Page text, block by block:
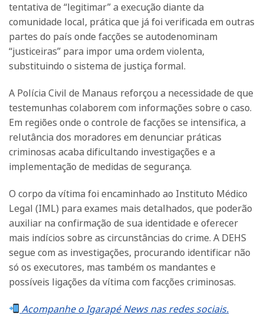
tentativa de “legitimar” a execução diante da
comunidade local, prática que já foi verificada em outras
partes do país onde facções se autodenominam
“justiceiras” para impor uma ordem violenta,
substituindo o sistema de justiça formal.
A Polícia Civil de Manaus reforçou a necessidade de que
testemunhas colaborem com informações sobre o caso.
Em regiões onde o controle de facções se intensifica, a
relutância dos moradores em denunciar práticas
criminosas acaba dificultando investigações e a
implementação de medidas de segurança.
O corpo da vítima foi encaminhado ao Instituto Médico
Legal (IML) para exames mais detalhados, que poderão
auxiliar na confirmação de sua identidade e oferecer
mais indícios sobre as circunstâncias do crime. A DEHS
segue com as investigações, procurando identificar não
só os executores, mas também os mandantes e
possíveis ligações da vítima com facções criminosas.
Acompanhe o Igarapé News nas redes sociais.